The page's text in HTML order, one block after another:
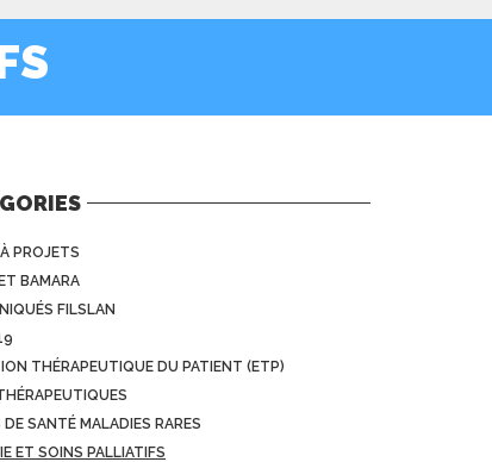
PROJETS
BAMARA
FILSLAN
THÉRAPEUTIQUE DU PATIENT (ETP)
DE SANTÉ MALADIES RARES
ET SOINS PALLIATIFS